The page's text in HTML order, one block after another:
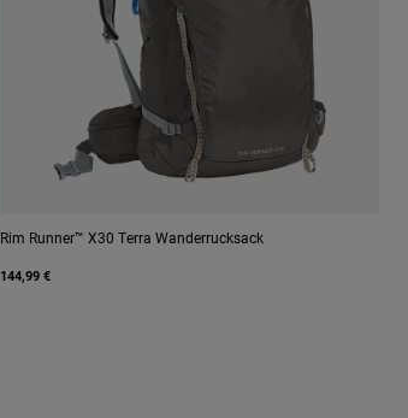
Rim Runner™ X30 Terra Wanderrucksack
144,99 €